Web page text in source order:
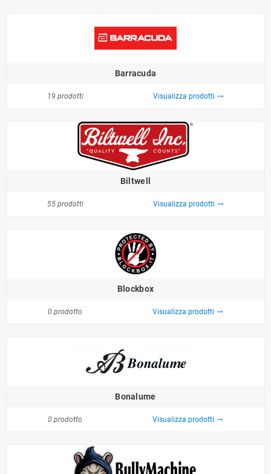
Barracuda
19 prodotti Visualizza prodotti trending_flat
Biltwell
55 prodotti Visualizza prodotti trending_flat
Blockbox
0 prodotto Visualizza prodotti trending_flat
Bonalume
0 prodotto Visualizza prodotti trending_flat